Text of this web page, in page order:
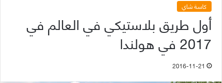
كاسة شاي
أول طريق بلاستيكي في العالم في
2017 في هولندا
2016-11-21